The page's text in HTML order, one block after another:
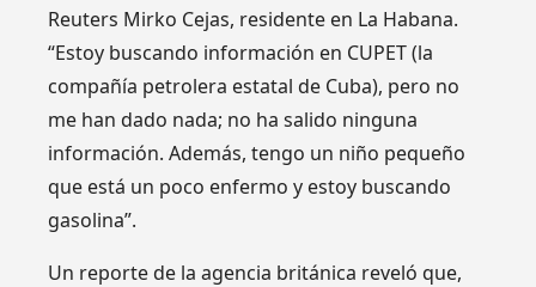
Reuters Mirko Cejas, residente en La Habana.
“Estoy buscando información en CUPET (la
compañía petrolera estatal de Cuba), pero no
me han dado nada; no ha salido ninguna
información. Además, tengo un niño pequeño
que está un poco enfermo y estoy buscando
gasolina”.
Un reporte de la agencia británica reveló que,